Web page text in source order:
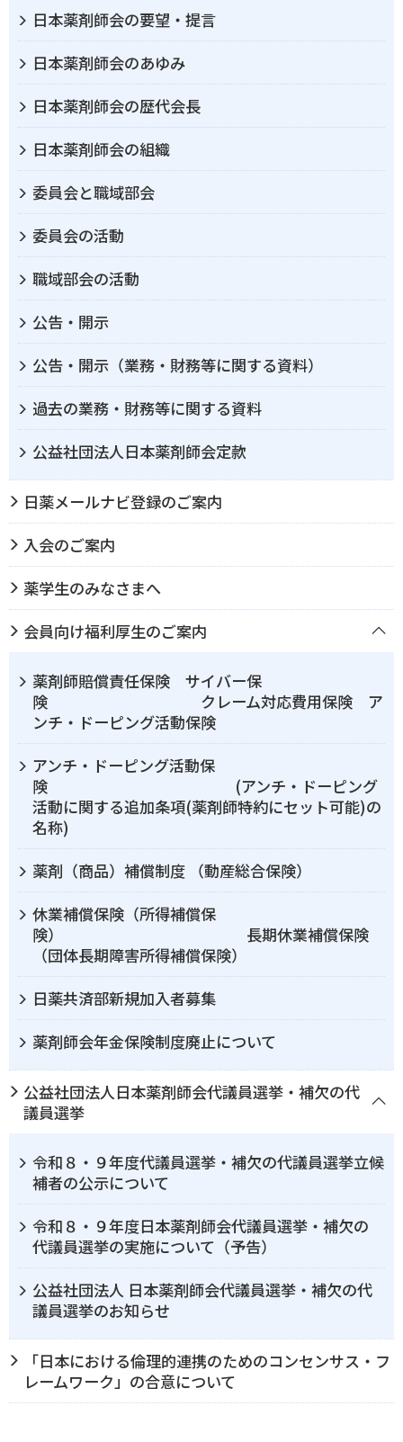
日本薬剤師会の要望・提言
日本薬剤師会のあゆみ
日本薬剤師会の歴代会長
日本薬剤師会の組織
委員会と職域部会
委員会の活動
職域部会の活動
公告・開示
公告・開示（業務・財務等に関する資料）
過去の業務・財務等に関する資料
公益社団法人日本薬剤師会定款
日薬メールナビ登録のご案内
入会のご案内
薬学生のみなさまへ
会員向け福利厚生のご案内
薬剤師賠償責任保険 サイバー保
険 クレーム対応費用保険 ア
ンチ・ドーピング活動保険
アンチ・ドーピング活動保
険 (アンチ・ドーピング
活動に関する追加条項(薬剤師特約にセット可能)の
名称)
薬剤（商品）補償制度 （動産総合保険）
休業補償保険（所得補償保
険） 長期休業補償保険
（団体長期障害所得補償保険）
日薬共済部新規加入者募集
薬剤師会年金保険制度廃止について
公益社団法人日本薬剤師会代議員選挙・補欠の代
議員選挙
令和８・９年度代議員選挙・補欠の代議員選挙立候
補者の公示について
令和８・９年度日本薬剤師会代議員選挙・補欠の
代議員選挙の実施について（予告）
公益社団法人 日本薬剤師会代議員選挙・補欠の代
議員選挙のお知らせ
「日本における倫理的連携のためのコンセンサス・フ
レームワーク」の合意について